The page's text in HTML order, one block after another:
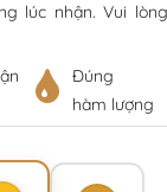
lúc nhận. Vui
Đúng
hàm lượng